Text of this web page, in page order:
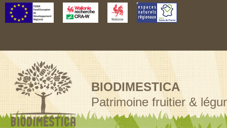
Aller au
contenu
BIODIMESTICA
Patrimoine fruitier &